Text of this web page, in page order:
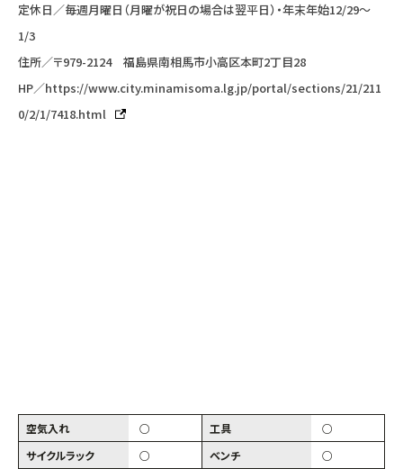
定休日／毎週月曜日（月曜が祝日の場合は翌平日）・年末年始12/29〜
1/3
住所／〒979-2124 福島県南相馬市小高区本町2丁目28
HP／https://www.city.minamisoma.lg.jp/portal/sections/21/211
0/2/1/7418.html
空気入れ ○ 工具
○
サイクルラック
○ ベンチ ○